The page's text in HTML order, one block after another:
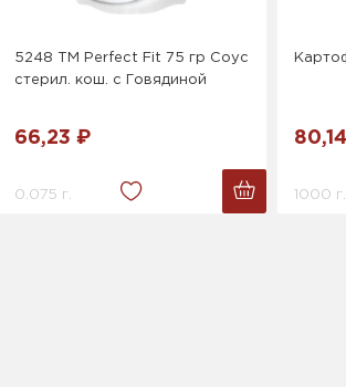
5248 ТМ Perfect Fit 75 гр Соус
стерил. кош. с Говядиной
66,23 ₽
0.075 г. 1000 г.